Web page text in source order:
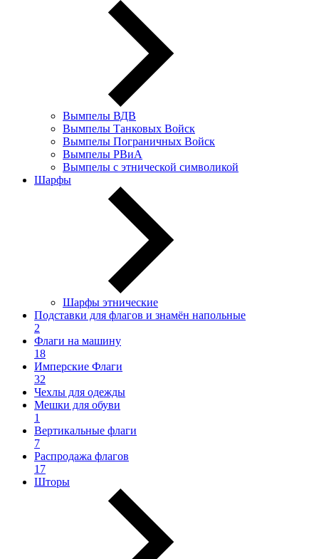
Вымпелы ВДВ
Вымпелы Танковых Войск
Вымпелы Пограничных Войск
Вымпелы РВиА
Вымпелы с этнической символикой
Шарфы
Шарфы этнические
Подставки для флагов и знамён напольные
2
Флаги на машину
18
Имперские Флаги
32
Чехлы для одежды
Мешки для обуви
1
Вертикальные флаги
7
Распродажа флагов
17
Шторы